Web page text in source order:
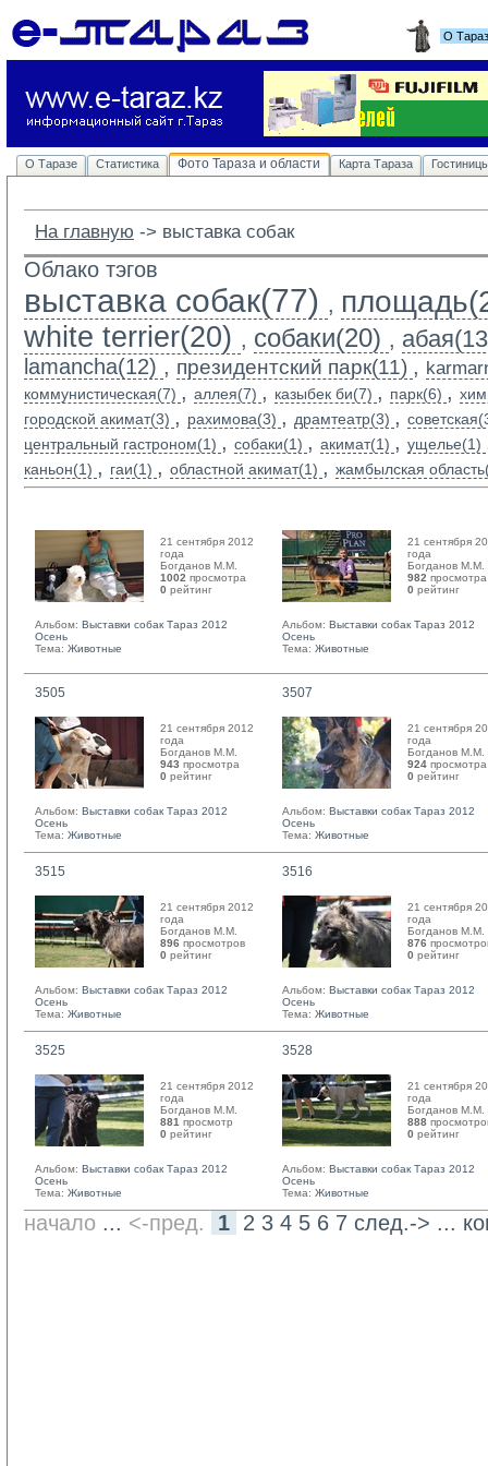
О
О Таразе Статистика Фото Тараза и области Карта Тараза
На главную -> выставка собак
Облако тэгов
выставка собак(77) ,
white terrier(20) , собаки(20) ,
lamancha(12) , президентский парк(11) ,
коммунистическая(7) , аллея(7) , казыбек би(7) , парк(6) ,
городской акимат(3) , рахимова(3) , драмтеатр(3) ,
центральный гастроном(1) , собаки(1) , акимат(1) , ущелье(1)
каньон(1) , гаи(1) , областной акимат(1) , жамбылская
21 сентября 2012
года
Богданов М.М.
1002 просмотра
0 рейтинг
Альбом: Выставки собак Тараз 2012
Осень
Тема: Животные
21 сентября
года
Богданов М.М.
982 просмотра
0 рейтинг
Альбом: Выставки собак Тараз 2012
Осень
Тема: Животные
3505
21 сентября 2012
года
Богданов М.М.
943 просмотра
0 рейтинг
Альбом: Выставки собак Тараз 2012
Осень
Тема: Животные
3507
21 сентября
года
Богданов М.М.
924 просмотра
0 рейтинг
Альбом: Выставки собак Тараз 2012
Осень
Тема: Животные
3515
21 сентября 2012
года
Богданов М.М.
896 просмотров
0 рейтинг
Альбом: Выставки собак Тараз 2012
Осень
Тема: Животные
3516
21 сентября
года
Богданов М.М.
876
0 рейтинг
Альбом: Выставки собак Тараз 2012
Осень
Тема: Животные
3525
21 сентября 2012
года
Богданов М.М.
881 просмотр
0 рейтинг
Альбом: Выставки собак Тараз 2012
Осень
Тема: Животные
3528
21 сентября
года
Богданов М.М.
888
0 рейтинг
Альбом: Выставки собак Тараз 2012
Осень
Тема: Животные
начало ... <-пред. 1 2 3 4 5 6 7 след.-> ...